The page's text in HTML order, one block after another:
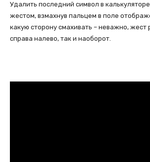
Удалить последний символ в
жестом, взмахнув пальцем в поле
какую сторону смахивать – неважно, жест
справа налево, так и наоборот.